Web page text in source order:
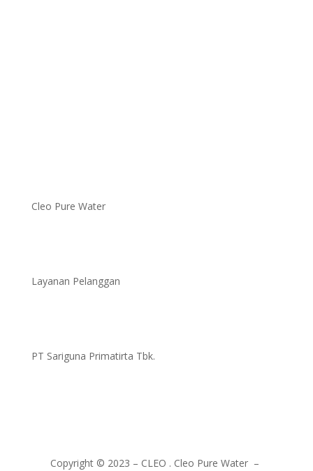
Cleo Pure Water
Layanan Pelanggan
PT Sariguna Primatirta Tbk.
Copyright © 2023 – CLEO . Cleo Pure Water –